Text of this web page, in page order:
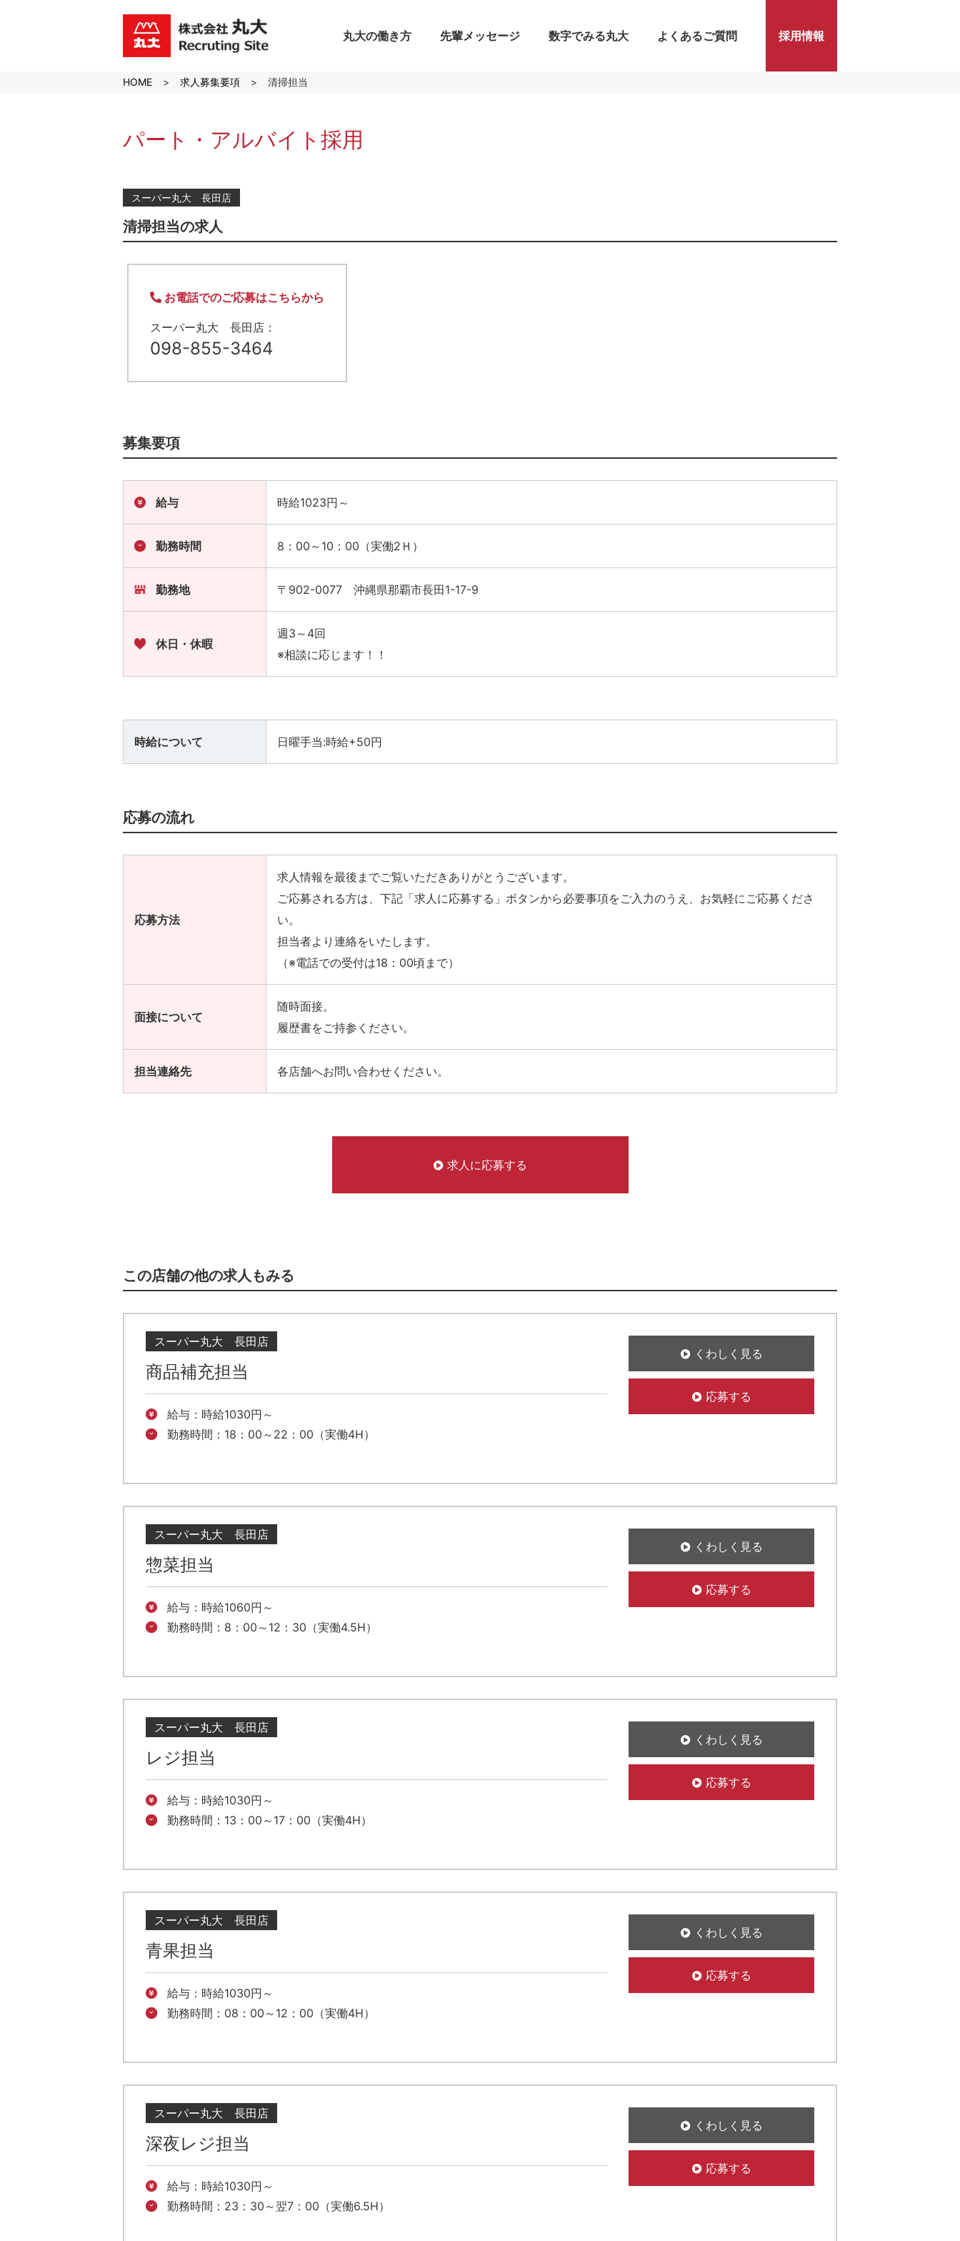
式会社丸大の求人採用サイト
丸大の働き方 先輩メッセージ 数字でみる丸大 よくあるご質問 採用情報
HOME 求人募集要項 清掃担当
パート・アルバイト採用
スーパー丸大 長田店
清掃担当の求人
お電話でのご応募はこちらから
スーパー丸大 長田店：
098-855-3464
募集要項
給与 時給1023円～
勤務時間 8：00～10：00（実働2Ｈ）
勤務地 〒902-0077 沖縄県那覇市長田1-17-9
休日・休暇
週3～4回
※相談に応じます！！
時給について 日曜手当:時給+50円
応募の流れ
応募方法
求人情報を最後までご覧いただきありがとうございます。
ご応募される方は、下記「求人に応募する」ボタンから必要事項をご入力のうえ、お気軽にご応募くださ
い。
担当者より連絡をいたします。
（※電話での受付は18：00頃まで）
面接について
随時面接。
履歴書をご持参ください。
担当連絡先 各店舗へお問い合わせください。
求人に応募する
この店舗の他の求人もみる
スーパー丸大 長田店
商品補充担当
給与：時給1030円～
勤務時間：18：00～22：00（実働4H）
くわしく見る
応募する
スーパー丸大 長田店
惣菜担当
給与：時給1060円～
勤務時間：8：00～12：30（実働4.5H）
くわしく見る
応募する
スーパー丸大 長田店
レジ担当
給与：時給1030円～
勤務時間：13：00～17：00（実働4H）
くわしく見る
応募する
スーパー丸大 長田店
青果担当
給与：時給1030円～
勤務時間：08：00～12：00（実働4H）
くわしく見る
応募する
スーパー丸大 長田店
深夜レジ担当
給与：時給1030円～
勤務時間：23：30～翌7：00（実働6.5H）
くわしく見る
応募する